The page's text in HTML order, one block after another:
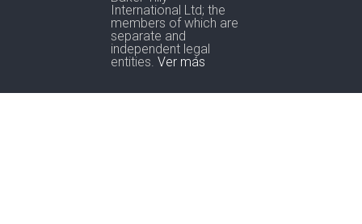
International Ltd; the
members of which are
separate and
independent legal
entities. Ver más